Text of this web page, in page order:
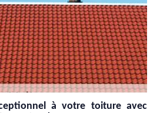
à votre toiture avec